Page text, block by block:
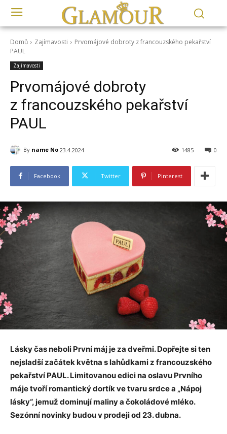
Domů Zajímavosti
Prvomájové dobroty z francouzského pekařství
PAUL
Zajímavosti
Prvomájové dobroty
z francouzského pekařství
PAUL
By name No 23.4.2024 0
1485
Facebook Twitter Pinterest
Lásky čas neboli První máj je za dveřmi. Dopřejte si ten
nejsladší začátek května s lahůdkami z francouzského
pekařství PAUL. Limitovanou edici na oslavu Prvního
máje tvoří romantický dortík ve tvaru srdce a „Nápoj
lásky“, jemuž dominují maliny a čokoládové mléko.
Sezónní novinky budou v prodeji od 23. dubna.